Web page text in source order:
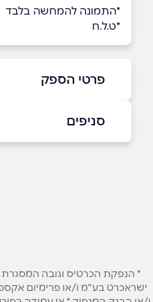
*התמונה להמחשה בלבד
*ט.ל.ח
פרטי הספק
באתר
סניפים
* הנפקת הכרטיס וגובה
ישראכרט בע"מ ו/או פרימיום